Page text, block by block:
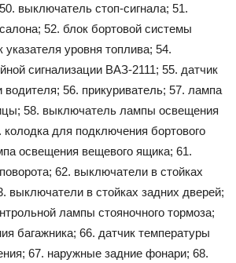
выключатель стоп-сигнала; 51.
52. блок бортовой системы
указателя уровня топлива; 54.
сигнализации ВАЗ-2111; 55. датчик
водителя; 56. прикуриватель; 57. лампа
58. выключатель лампы освещения
для подключения бортового
освещения вещевого ящика; 61.
62. выключатели в стойках
выключатели в стойках задних дверей;
лампы стояночного тормоза;
багажника; 66. датчик температуры
67. наружные задние фонари; 68.